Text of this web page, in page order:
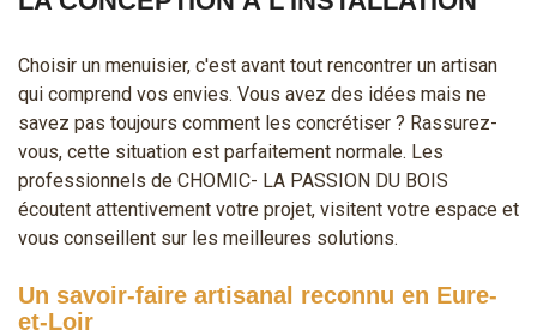
Choisir un menuisier, c'est avant tout rencontrer un artisan
qui comprend vos envies. Vous avez des idées mais ne
savez pas toujours comment les concrétiser ? Rassurez-
vous, cette situation est parfaitement normale. Les
professionnels de CHOMIC- LA PASSION DU BOIS
écoutent attentivement votre projet, visitent votre espace et
vous conseillent sur les meilleures solutions.
Un savoir-faire artisanal reconnu en Eure-
et-Loir